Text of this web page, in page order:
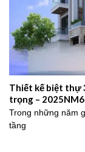
Thiết kế biệt thự
trọng –
Trong những năm
tầng